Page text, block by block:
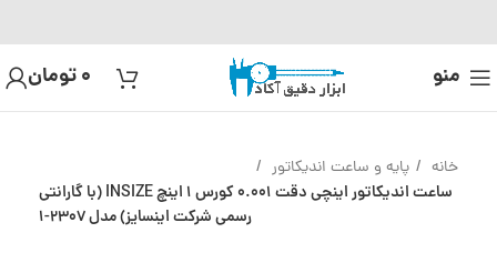
منو 0تومان
خانه پایه و ساعت اندیکاتور
ساعت اندیکاتور اینچی دقت 0.001 کورس 1 اینچ INSIZE (با گارانتی
رسمی شرکت اینسایز) مدل 2307-1